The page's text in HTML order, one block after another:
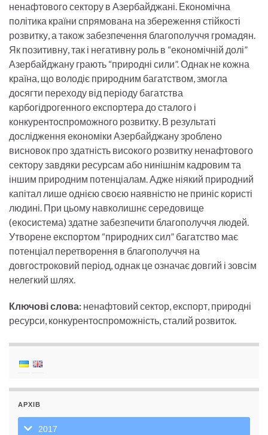
ненафтового сектору в Азербайджані. Економічна
політика країни спрямована на збереження стійкості
розвитку, а також забезпечення благополуччя громадян.
Як позитивну, так і негативну роль в “економічній долі”
Азербайджану грають “природні сили”. Однак не кожна
країна, що володіє природним багатством, змогла
досягти переходу від періоду багатства
карбогідрогенного експортера до сталого і
конкурентоспроможного розвитку. В результаті
дослідження економіки Азербайджану зроблено
висновок про здатність високого розвитку ненафтового
сектору завдяки ресурсам або нинішнім кадровим та
іншим природним потенціалам. Адже ніякий природний
капітал лише однією своєю наявністю не приніс користі
людині. При цьому навколишнє середовище
(екосистема) здатне забезпечити благополуччя людей.
Утворене експортом “природних сил” багатство має
потенціал перетворення в благополуччя на
довгостроковий період, однак це означає довгий і зовсім
нелегкий шлях.
Ключові слова: ненафтовий сектор, експорт, природні
ресурси, конкурентоспроможність, сталий розвиток.
АРХІВ
2017